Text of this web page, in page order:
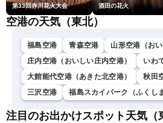
第33回赤川花火大会 酒田の花火
空港の天気（東北）
福島空港 青森空港
山形空港（お
庄内空港（おいしい庄内空港）
いわ
大館能代空港（あきた北空港）
秋田
三沢空港
福島スカイパーク（ふくし
注目のお出かけスポット天気（